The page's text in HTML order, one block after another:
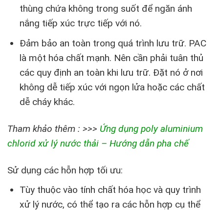
thùng chứa không trong suốt để ngăn ánh
nắng tiếp xúc trực tiếp với nó.
Đảm bảo an toàn trong quá trình lưu trữ. PAC
là một hóa chất mạnh. Nên cần phải tuân thủ
các quy định an toàn khi lưu trữ. Đặt nó ở nơi
không dễ tiếp xúc với ngọn lửa hoặc các chất
dễ cháy khác.
Tham khảo thêm : >>> Ứng dụng poly aluminium
chlorid xử lý nước thải – Hướng dẫn pha chế
Sử dụng các hỗn hợp tối ưu:
Tùy thuộc vào tính chất hóa học và quy trình
xử lý nước, có thể tạo ra các hỗn hợp cụ thể